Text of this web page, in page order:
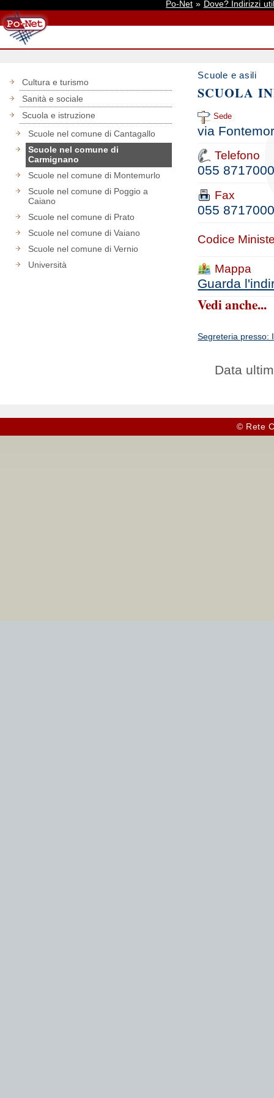
Po-Net » Dove? Indirizzi
Cultura e turismo
Sanità e sociale
Scuola e istruzione
Scuole nel comune di Cantagallo
Scuole nel comune di
Carmignano
Scuole nel comune di Montemurlo
Scuole nel comune di Poggio a
Caiano
Scuole nel comune di Prato
Scuole nel comune di Vaiano
Scuole nel comune di Vernio
Università
Scuole e asili
SCUOLA
Sede
via
Telefono
055
Fax
055
Codice
Mappa
Guarda
Vedi anche...
Segreteria presso:
Data
© Rete